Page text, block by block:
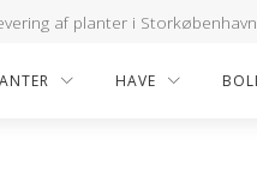
af planter i
HAVE